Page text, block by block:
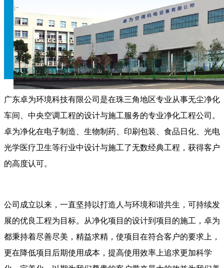
广东卓为环境科技有限公司是在珠三角地区专业从事无尘净化
车间、中央空调工程的设计与施工服务的专业净化工程公司。
卓为净化在电子制造、生物制药、印刷包装、食品日化、光电
光学医疗卫生等行业中设计与施工了无数经典工程，获得客户
的高度认可。
公司成立以来，一直坚持以打造人与环境和谐共生，可持续发
展的优良工程为目标。从净化项目的设计到项目的施工，卓为
都秉持着尽善尽美，精益求精，使项目在符合客户的要求上，
更在降低项目后期使用成本，提高使用效率上追求更加科学